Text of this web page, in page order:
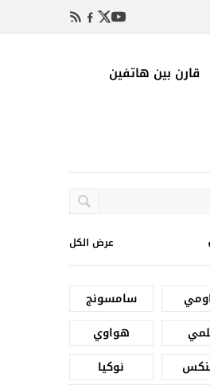
قارن بين هاتفين
عرض الكل
سامسونج
هواوي
نوكيا